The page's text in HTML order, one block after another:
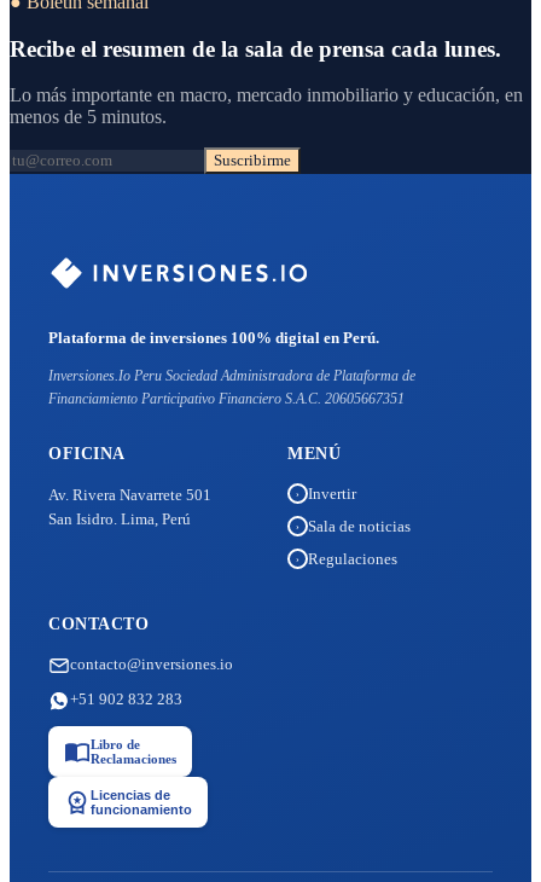
Recibe el resumen de la sala de prensa cada lunes.
Lo más importante en macro, mercado inmobiliario y educación, en
menos de 5 minutos.
Suscribirme
Plataforma de inversiones 100% digital en Perú.
Inversiones.Io Peru Sociedad Administradora de Plataforma de
Financiamiento Participativo Financiero S.A.C. 20605667351
OFICINA
Av. Rivera Navarrete 501
San Isidro. Lima, Perú
MENÚ
› Invertir
› Sala de noticias
› Regulaciones
CONTACTO
contacto@inversiones.io
+51 902 832 283
Libro de
Reclamaciones
Licencias de
funcionamiento